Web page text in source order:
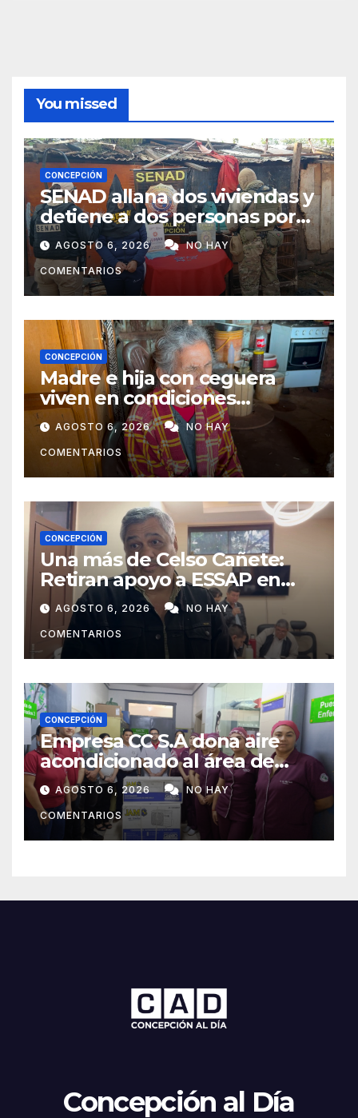
You missed
CONCEPCIÓN
SENAD allana dos viviendas y
detiene a dos personas por
presunto microtráfico en
Concepción
AGOSTO 6, 2026 NO HAY
COMENTARIOS
CONCEPCIÓN
Madre e hija con ceguera
viven en condiciones
precarias y vecinos impulsan
campaña solidaria para
ayudarlas
AGOSTO 6, 2026 NO HAY
COMENTARIOS
CONCEPCIÓN
Una más de Celso Cañete:
Retiran apoyo a ESSAP en
Concepción
AGOSTO 6, 2026 NO HAY
COMENTARIOS
CONCEPCIÓN
Empresa CC S.A dona aire
acondicionado al área de
maternidad del IPS de
Concepción
AGOSTO 6, 2026 NO HAY
COMENTARIOS
Concepción al Día